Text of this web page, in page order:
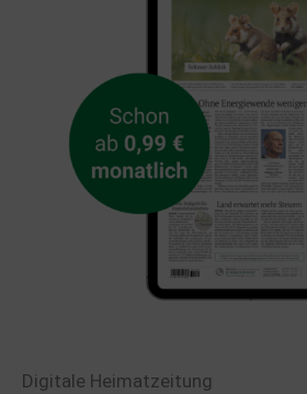
Digitale Heimatzeitung